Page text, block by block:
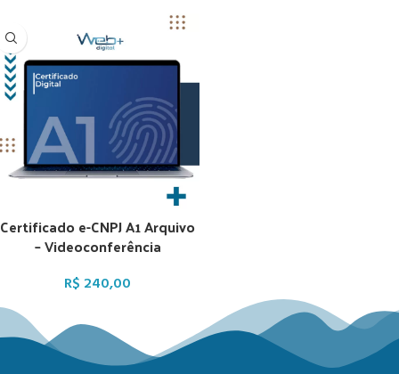
Certificado e-CNPJ A1 Arquivo
– Videoconferência
R$ 240,00